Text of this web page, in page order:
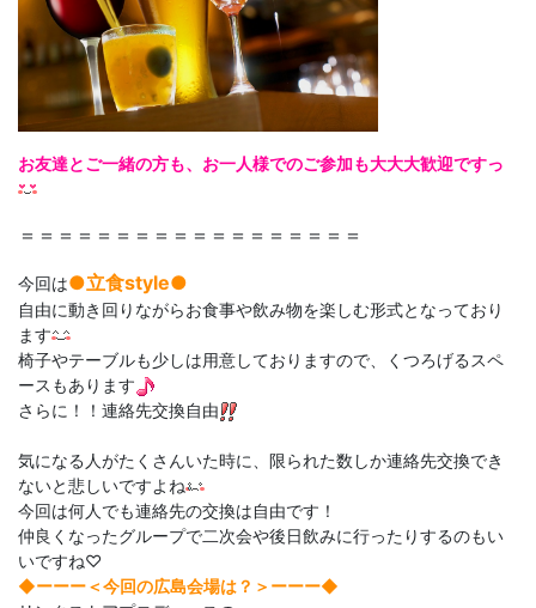
お友達とご一緒の方も、お一人様でのご参加も大大大歓迎ですっ
＝＝＝＝＝＝＝＝＝＝＝＝＝＝＝＝＝＝
今回は●立食style●
自由に動き回りながらお食事や飲み物を楽しむ形式となっており
ます
椅子やテーブルも少しは用意しておりますので、くつろげるスペ
ースもあります
さらに！！連絡先交換自由
気になる人がたくさんいた時に、限られた数しか連絡先交換でき
ないと悲しいですよね
今回は何人でも連絡先の交換は自由です！
仲良くなったグループで二次会や後日飲みに行ったりするのもい
いですね♡
◆ーーー＜今回の広島会場は？＞ ーーー◆